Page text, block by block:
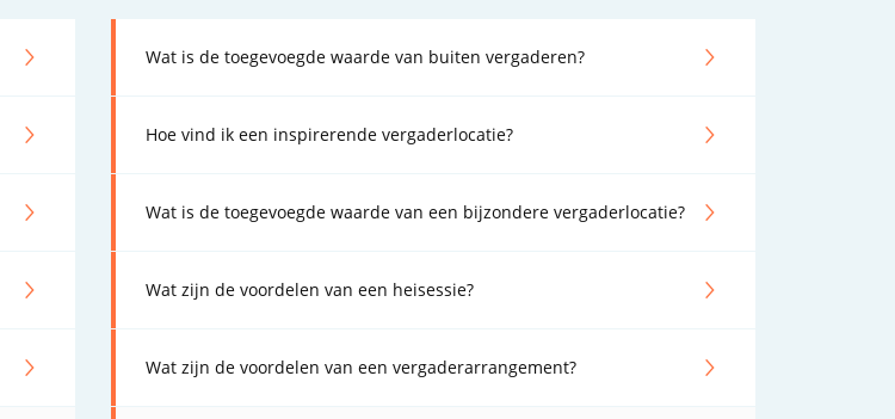
Wat is de toegevoegde waarde van buiten vergaderen?
Hoe vind ik een inspirerende vergaderlocatie?
Wat is de toegevoegde waarde van een bijzondere vergaderlocatie?
Wat zijn de voordelen van een heisessie?
Wat zijn de voordelen van een vergaderarrangement?